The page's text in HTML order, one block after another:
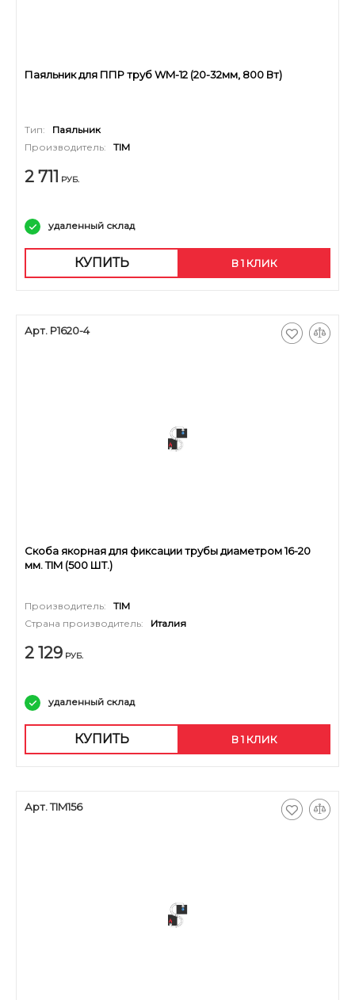
Паяльник для ППР труб WM-12 (20-32мм, 800 Вт)
Тип:
Паяльник
Производитель:
TIM
2 711 РУБ.
удаленный склад
КУПИТЬ В 1 КЛИК
Арт. P1620-4
Скоба якорная для фиксации трубы диаметром 16-20
мм. TIM (500 ШТ.)
Производитель:
TIM
Страна производитель:
Италия
2 129 РУБ.
удаленный склад
КУПИТЬ В 1 КЛИК
Арт. TIM156